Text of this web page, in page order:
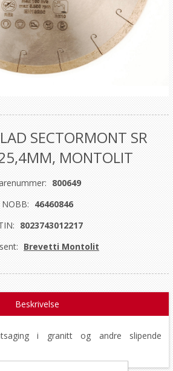
SECTORMONT SR
MONTOLIT
800649
NOBB: 46460846
8023743012217
Brevetti Montolit
Beskrivelse
i granitt og andre slipende